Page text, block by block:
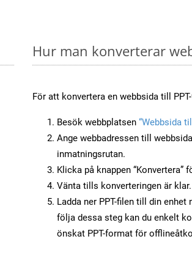
Hur man konverterar
För att konvertera en webbsida till
Besök webbplatsen “Webbsida
Ange webbadressen till
inmatningsrutan.
Klicka på knappen
Vänta tills konverteringen är klar.
Ladda ner PPT-filen till din
följa dessa steg kan du enkelt
önskat PPT-format för